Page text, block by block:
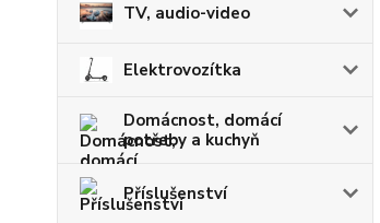
TV, audio-video
Elektrovozítka
Domácnost, domácí
potřeby a kuchyň
Příslušenství